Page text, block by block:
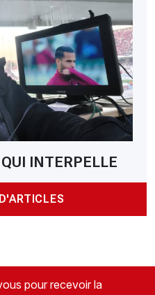
INTERPELLE
pour recevoir la